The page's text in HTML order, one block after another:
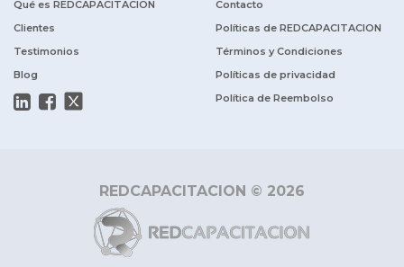
Qué es REDCAPACITACION
Clientes
Testimonios
Blog
Contacto
Políticas de REDCAPACITACION
Términos y Condiciones
Políticas de privacidad
Política de Reembolso
REDCAPACITACION © 2026